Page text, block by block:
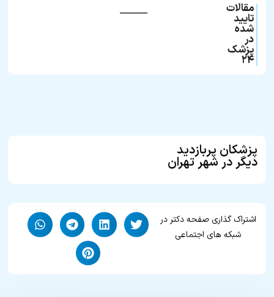
مقالات
تایید
شده
در
پزشک
۲۴
ـــــــــــــــ
پزشکان پربازدید
دیگر در شهر تهران
اشتراک گذاری صفحه دکتر در
شبکه های اجتماعی